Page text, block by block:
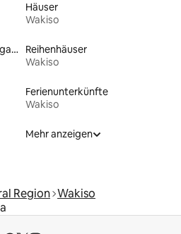
Häuser
Wakiso
Unterkünfte mit Strandzugang
Reihenhäuser
Wakiso
Ferienunterkünfte
Wakiso
Mehr anzeigen
Region Wakiso